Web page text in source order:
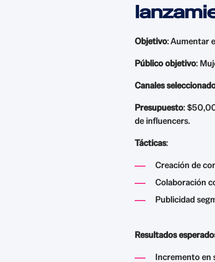
Objetivo: Aumentar
Público objetivo:
Canales
Presupuesto:
de influencers.
Tácticas:
Creación de
Colaboración
Publicidad
Resultados
Incremento en